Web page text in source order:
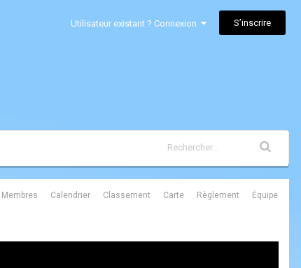
Utilisateur existant ? Connexion S’inscrire
Membres Calendrier Classement Carte Règlement Équipe